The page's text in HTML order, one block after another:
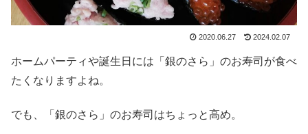
2020.06.27 2024.02.07
ホームパーティや誕生日には「銀のさら」のお寿司が食べ
たくなりますよね。
でも、「銀のさら」のお寿司はちょっと高め。